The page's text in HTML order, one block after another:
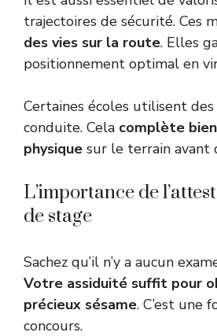
trajectoires de sécurité. Ces
des vies sur la route. Elles
positionnement optimal en
Certaines écoles utilisent
conduite. Cela complète
physique sur le terrain avant
L’importance de
de stage
Sachez qu’il n’y a aucun
Votre assiduité suffit pour
précieux sésame. C’est une
concours.